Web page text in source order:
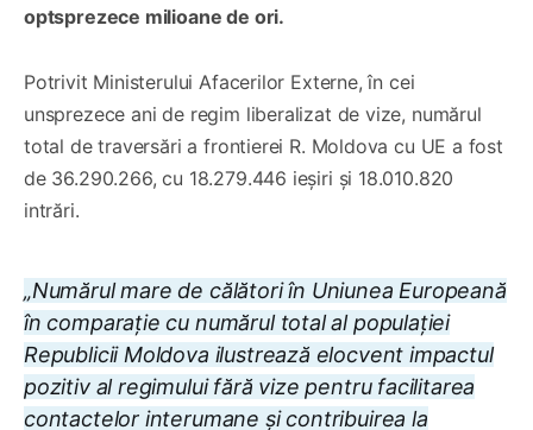
optsprezece milioane de ori.
Potrivit Ministerului Afacerilor Externe, în cei
unsprezece ani de regim liberalizat de vize, numărul
total de traversări a frontierei R. Moldova cu UE a fost
de 36.290.266, cu 18.279.446 ieșiri și 18.010.820
intrări.
„Numărul mare de călători în Uniunea Europeană
în comparație cu numărul total al populației
Republicii Moldova ilustrează elocvent impactul
pozitiv al regimului fără vize pentru facilitarea
contactelor interumane și contribuirea la